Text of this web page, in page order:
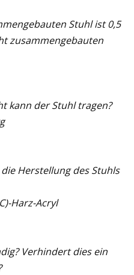
Stuhl ist 0,5
zusammengebauten
kann der Stuhl tragen?
Herstellung des Stuhls
Harz-Acryl
Verhindert dies ein